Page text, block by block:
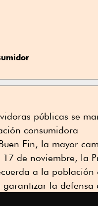
públicas se
consumidora
Fin, la mayor
de noviembre, la
a la
la defensa